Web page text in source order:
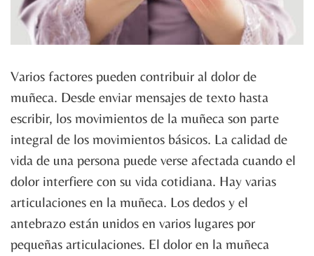
Varios factores pueden contribuir al dolor de
muñeca. Desde enviar mensajes de texto hasta
escribir, los movimientos de la muñeca son parte
integral de los movimientos básicos. La calidad de
vida de una persona puede verse afectada cuando el
dolor interfiere con su vida cotidiana. Hay varias
articulaciones en la muñeca. Los dedos y el
antebrazo están unidos en varios lugares por
pequeñas articulaciones. El dolor en la muñeca